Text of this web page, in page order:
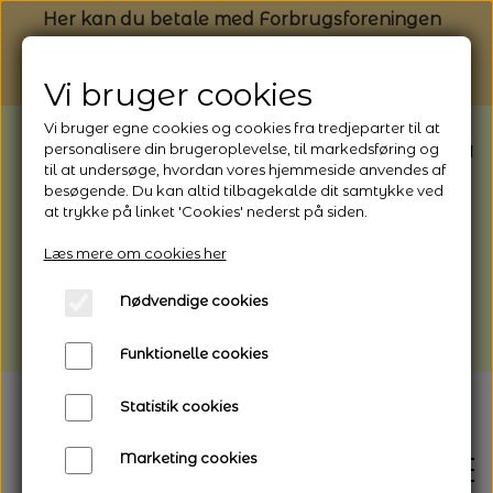
Her kan du betale med Forbrugsforeningen
BEMÆRK: Butikken har ferielukket* fra
1/8 - 9/8 - 2026
*Webshoppen er åben og sender hele
afhentning
Vi gør opmærksom på, at der kan være lidt
længere leveringstid
Vi bruger cookies
Vi bruger egne cookies og cookies fra tredjeparter til at
personalisere din brugeroplevelse, til markedsføring og
til at undersøge, hvordan vores hjemmeside anvendes af
besøgende. Du kan altid tilbagekalde dit samtykke ved
at trykke på linket 'Cookies' nederst på siden.
Læs mere om cookies her
Nødvendige cookies
Funktionelle cookies
Statistik cookies
Marketing cookies